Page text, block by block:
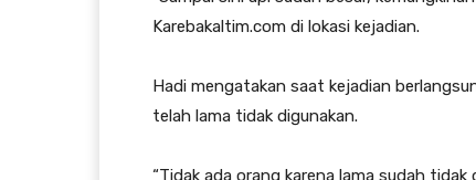
Karebakaltim.com di lokasi kejadian.
Hadi mengatakan saat kejadian
telah lama tidak digunakan.